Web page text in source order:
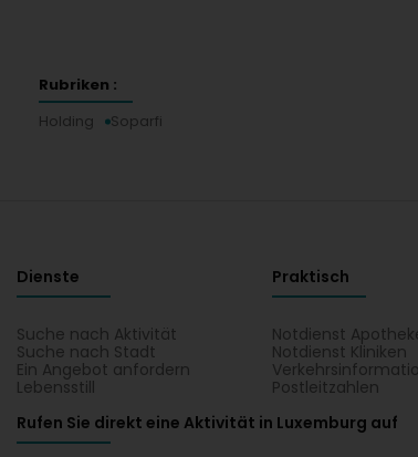
Rubriken :
Holding
Soparfi
Dienste
Suche nach Aktivität
Suche nach Stadt
Ein Angebot anfordern
Lebensstill
Praktisch
Notdienst
Notdienst Kliniken
Postleitzahlen
Rufen Sie direkt eine Aktivität in Luxemburg auf